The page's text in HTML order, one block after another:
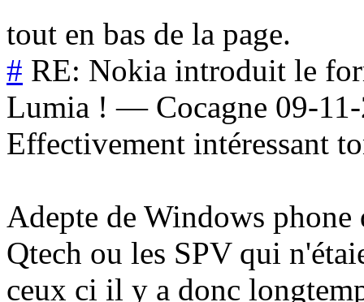
tout en bas de la page.
# RE: Nokia introduit le
Lumia ! — Cocagne 09-
Effectivement intéressant
Adepte de Windows phone
Qtech ou les SPV qui
ceux ci il y a donc